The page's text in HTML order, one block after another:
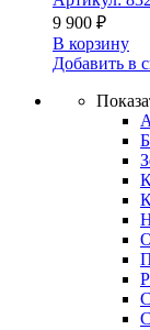
9 900 ₽
В корзину
Добавить в